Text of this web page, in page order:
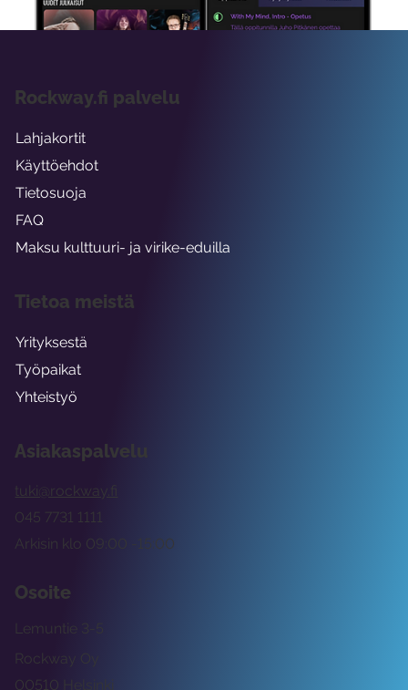
Asiakaspalvelu
tuki@rockway.fi
Arkisin klo 09:00 -15:00
045 7731 1111
Osoite
Rockway Oy
Lemuntie 3-5
00510 Helsinki
Rockway.fi palvelu
Lahjakortit
Käyttöehdot
Tietosuoja
FAQ
Maksu kulttuuri- ja virike-eduilla
Tietoa meistä
Yrityksestä
Työpaikat
Yhteistyö